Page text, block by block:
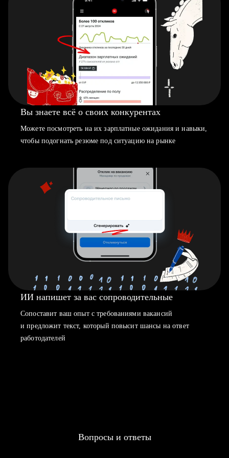
Вы знаете всё о своих конкурентах
Можете посмотреть на их зарплатные ожидания и навыки,
чтобы подогнать резюме под ситуацию на рынке
ИИ напишет за вас сопроводительные
Сопоставит ваш опыт с требованиями вакансий
и предложит текст, который повысит шансы на ответ
работодателей
Вопросы и ответы